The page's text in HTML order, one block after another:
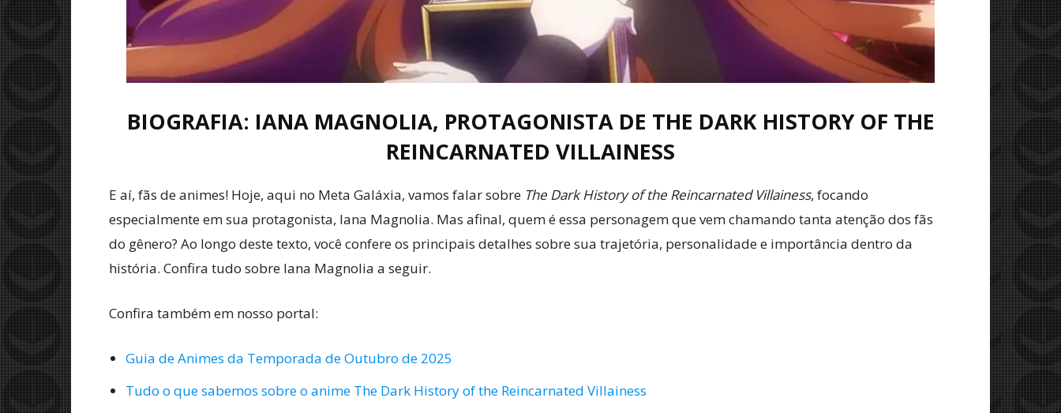
BIOGRAFIA: IANA MAGNOLIA, PROTAGONISTA DE THE DARK HISTORY OF THE
REINCARNATED VILLAINESS
E aí, fãs de animes! Hoje, aqui no Meta Galáxia, vamos falar sobre The Dark History of the Reincarnated Villainess, focando
especialmente em sua protagonista, Iana Magnolia. Mas afinal, quem é essa personagem que vem chamando tanta atenção dos fãs
do gênero? Ao longo deste texto, você confere os principais detalhes sobre sua trajetória, personalidade e importância dentro da
história. Confira tudo sobre Iana Magnolia a seguir.
Confira também em nosso portal:
Guia de Animes da Temporada de Outubro de 2025
Tudo o que sabemos sobre o anime The Dark History of the Reincarnated Villainess